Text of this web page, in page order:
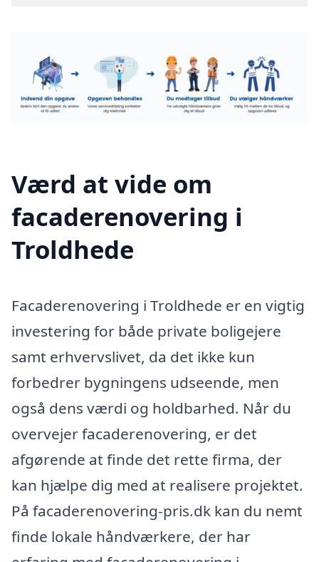
Værd at vide om
facaderenovering i
Troldhede
Facaderenovering i Troldhede er en vigtig
investering for både private boligejere
samt erhvervslivet, da det ikke kun
forbedrer bygningens udseende, men
også dens værdi og holdbarhed. Når du
overvejer facaderenovering, er det
afgørende at finde det rette firma, der
kan hjælpe dig med at realisere projektet.
På facaderenovering-pris.dk kan du nemt
finde lokale håndværkere, der har